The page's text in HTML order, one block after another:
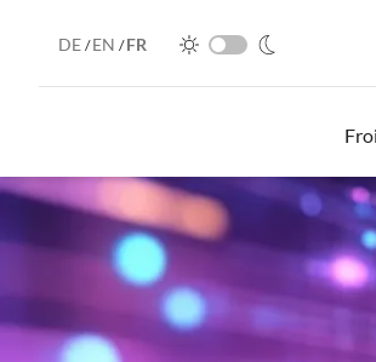
DE /EN /FR